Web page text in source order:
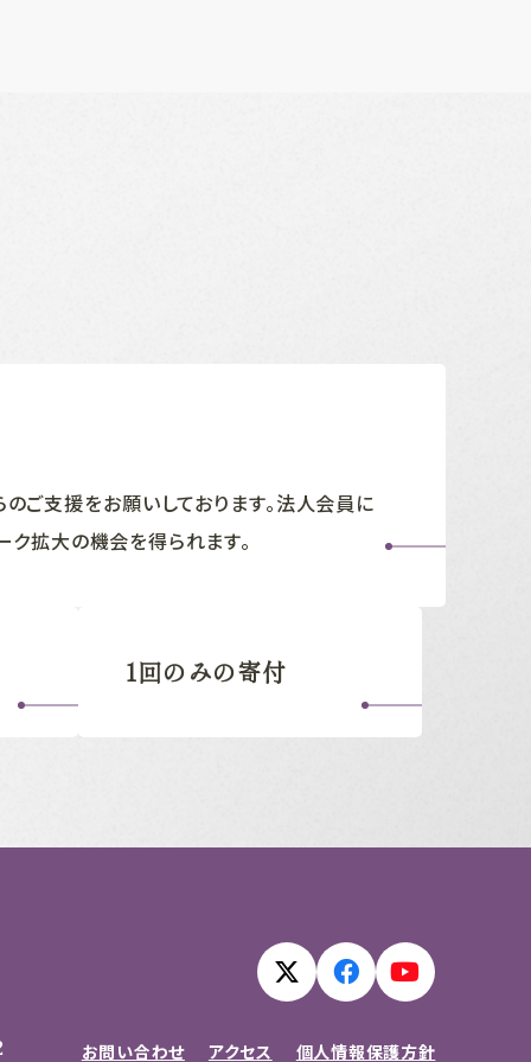
ご支援をお願いしております。法人会員に
ク拡大の機会を得られます。
1回のみの寄付
お問い合わせ アクセス 個人情報保護方針